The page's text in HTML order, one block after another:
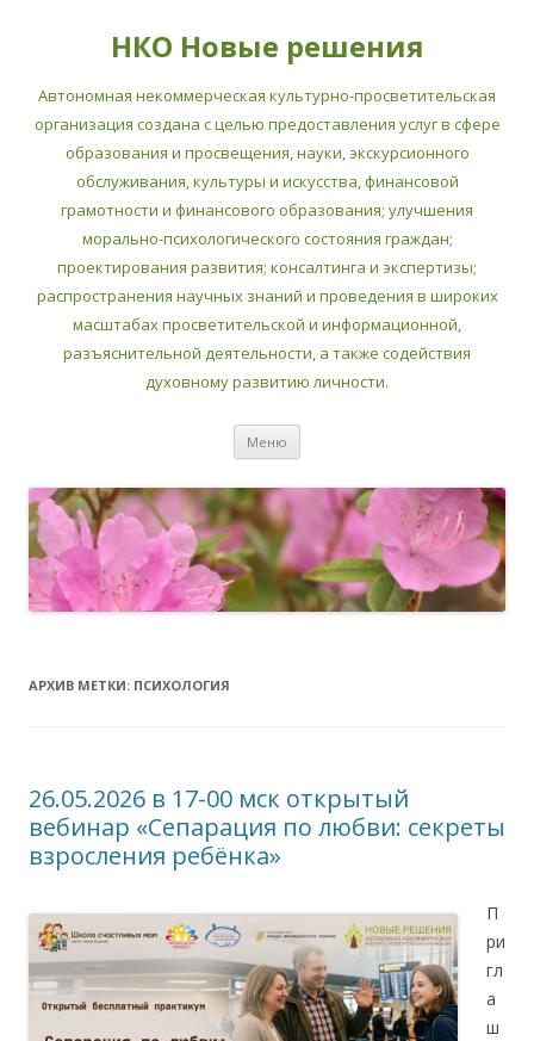
НКО Новые решения
Автономная некоммерческая культурно-просветительская
организация создана с целью предоставления услуг в сфере
образования и просвещения, науки, экскурсионного
обслуживания, культуры и искусства, финансовой
грамотности и финансового образования; улучшения
морально-психологического состояния граждан;
проектирования развития; консалтинга и экспертизы;
распространения научных знаний и проведения в широких
масштабах просветительской и информационной,
разъяснительной деятельности, а также содействия
духовному развитию личности.
Меню
АРХИВ МЕТКИ: ПСИХОЛОГИЯ
26.05.2026 в 17-00 мск открытый
вебинар «Сепарация по любви: секреты
взросления ребёнка»
П
ри
гл
а
ш